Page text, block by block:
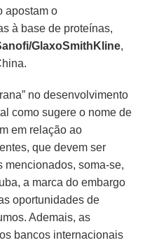
apostam o
à base de proteínas,
GlaxoSmithKline,
no desenvolvimento
como sugere o nome de
em relação ao
que devem ser
mencionados, soma-se,
a marca do embargo
oportunidades de
Ademais, as
bancos internacionais